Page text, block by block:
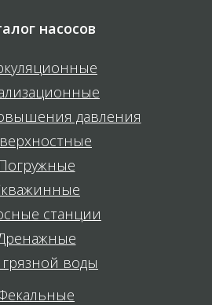
насосов
давления
Погружные
станции
воды